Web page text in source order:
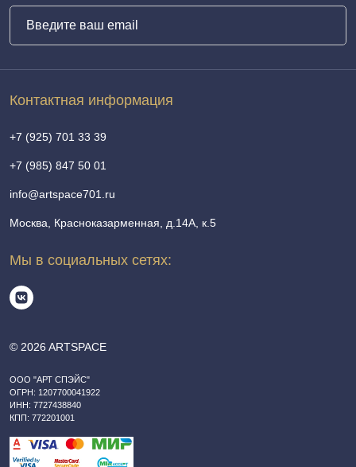
© 2026 ARTSPACE
ООО "АРТ СПЭЙС"
ОГРН: 1207700041922
ИНН: 7727438840
КПП: 772201001
Контактная информация
+7 (925) 701 33 39
+7 (985) 847 50 01
info@artspace701.ru
Москва, Красноказарменная, д.14А, к.5
Мы в социальных сетях: